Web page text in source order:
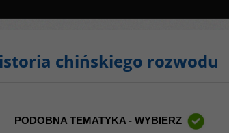
chińskiego rozwodu
PODOBNA TEMATYKA - WYBIERZ